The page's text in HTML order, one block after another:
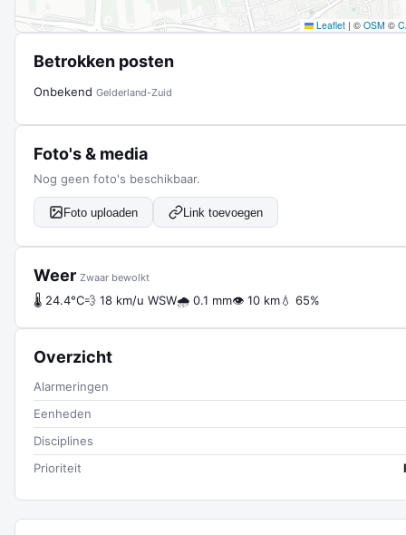
Leaflet | © OSM ©
Betrokken posten
Onbekend Gelderland-Zuid
Foto's & media
Nog geen foto's beschikbaar.
Foto uploaden Link toevoegen
Weer Zwaar bewolkt
🌡 24.4°C💨 18 km/u WSW🌧 0.1 mm👁 10 km💧 65%
Overzicht
Alarmeringen
Eenheden
Disciplines
Prioriteit